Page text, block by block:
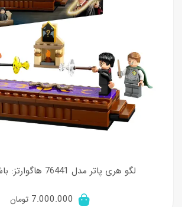
لگو هری پاتر مدل 76441 هاگوارتز: باشگاه دوئل
7.000.000 تومان